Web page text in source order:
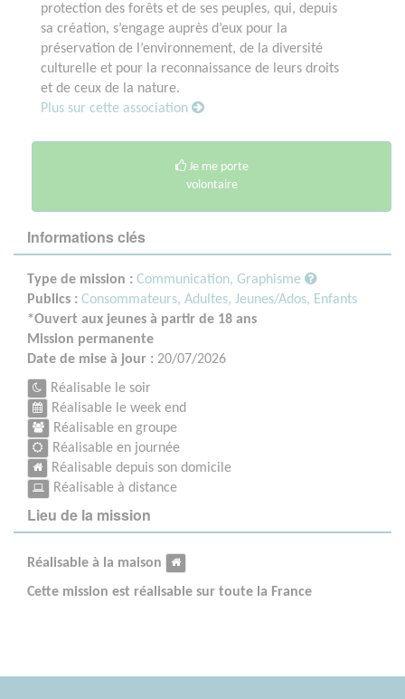
protection des forêts et de ses peuples, qui, depuis
sa création, s’engage auprès d’eux pour la
préservation de l’environnement, de la diversité
culturelle et pour la reconnaissance de leurs droits
et de ceux de la nature.
Plus sur cette association
Je me porte
volontaire
Informations clés
Type de mission : Communication, Graphisme
Publics : Consommateurs, Adultes, Jeunes/Ados, Enfants
*Ouvert aux jeunes à partir de 18 ans
Mission permanente
Date de mise à jour : 20/07/2026
Réalisable le soir
Réalisable le week end
Réalisable en groupe
Réalisable en journée
Réalisable depuis son domicile
Réalisable à distance
Lieu de la mission
Réalisable à la maison
Cette mission est réalisable sur toute la France